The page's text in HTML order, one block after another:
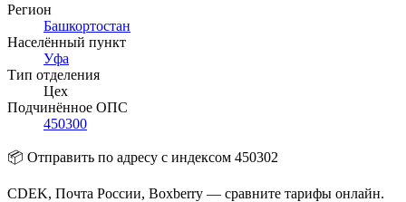
Регион
Башкортостан
Населённый пункт
Уфа
Тип отделения
Цех
Подчинённое ОПС
450300
📦 Отправить по адресу с индексом 450302
CDEK, Почта России, Boxberry — сравните тарифы онлайн.